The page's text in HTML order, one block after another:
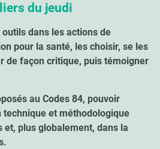
du jeudi
dans les actions de
pour la santé, les choisir, se les
de façon critique, puis témoigner
au Codes 84, pouvoir
technique et méthodologique
et, plus globalement, dans la